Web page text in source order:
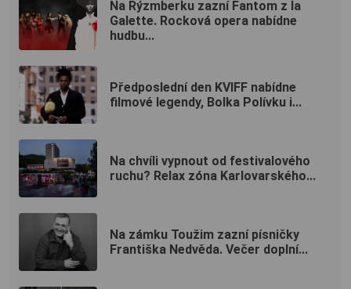
Na Rýzmberku zazní Fantom z la
Galette. Rocková opera nabídne
hudbu...
Předposlední den KVIFF nabídne
filmové legendy, Bolka Polívku i...
Na chvíli vypnout od festivalového
ruchu? Relax zóna Karlovarského...
Na zámku Toužim zazní písničky
Františka Nedvěda. Večer doplní...